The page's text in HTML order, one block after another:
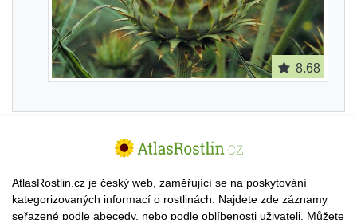
8.68
AtlasRostlin.cz je český web, zaměřující se na poskytování
kategorizovaných informací o rostlinách. Najdete zde záznamy
seřazené podle abecedy, nebo podle oblíbenosti uživateli. Můžete